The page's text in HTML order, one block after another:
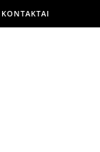
KONTAKTAI